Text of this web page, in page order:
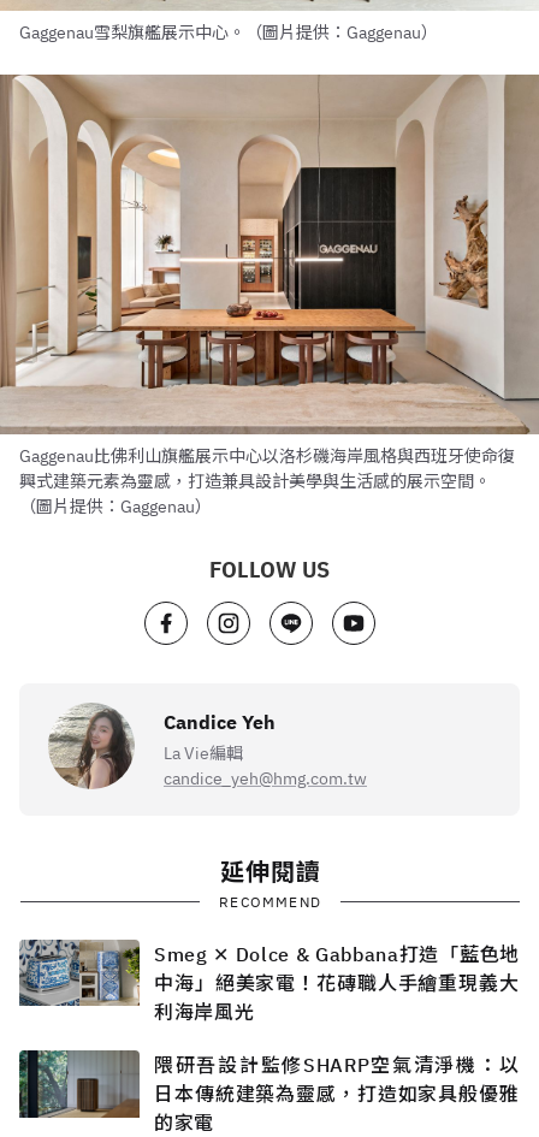
Gaggenau雪梨旗艦展示中心。（圖片提供：Gaggenau）
Gaggenau比佛利山旗艦展示中心以洛杉磯海岸風格與西班牙使命復
興式建築元素為靈感，打造兼具設計美學與生活感的展示空間。
（圖片提供：Gaggenau）
FOLLOW US
Candice Yeh
La Vie編輯
candice_yeh@hmg.com.tw
延伸閱讀
RECOMMEND
Smeg ✕ Dolce & Gabbana打造「藍色地
中海」絕美家電！花磚職人手繪重現義大
利海岸風光
隈研吾設計監修SHARP空氣清淨機：以
日本傳統建築為靈感，打造如家具般優雅
的家電